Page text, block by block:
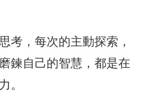
考，每次的主動探索，
鍊自己的智慧，都是在
。